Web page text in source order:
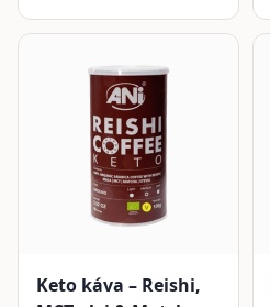
Keto káva – Reishi,